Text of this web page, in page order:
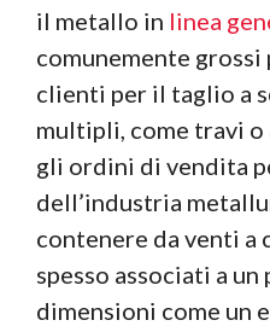
il metallo in linea
comunemente
clienti per il taglio a
multipli, come travi
gli ordini di vendita
dell’industria
contenere da venti
spesso associati a
dimensioni come un